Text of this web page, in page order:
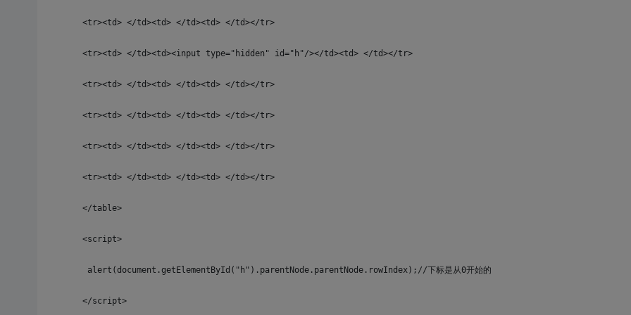
<tr><td> </td><td> </td><td> </td></tr>
<tr><td> </td><td><input type="hidden" id="h"/></td><td> </td></tr>
<tr><td> </td><td> </td><td> </td></tr>
<tr><td> </td><td> </td><td> </td></tr>
<tr><td> </td><td> </td><td> </td></tr>
<tr><td> </td><td> </td><td> </td></tr>
</table>
<script>
alert(document.getElementById("h").parentNode.parentNode.rowIndex);//下标是从0开始的
</script>